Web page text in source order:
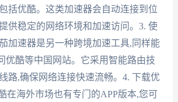
括优酷。这类加速器会自动连接到位
供稳定的网络环境和加速访问。3. 使
加速器是另一种跨境加速工具,同样能
优酷等中国网站。它采用智能路由技
路,确保网络连接快速流畅。4. 下载优
在海外市场也有专门的APP版本,您可